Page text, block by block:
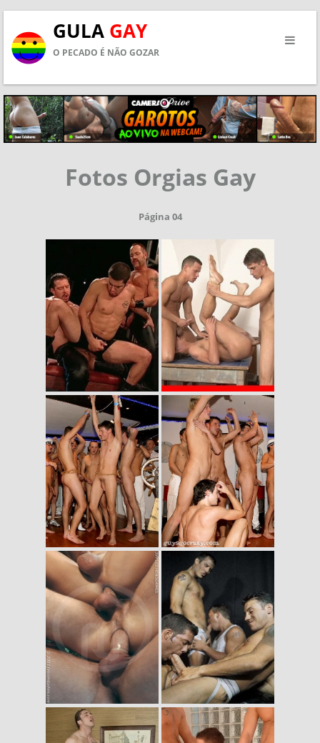
GULA GAY
O PECADO É NÃO GOZAR
Fotos Orgias Gay
Página 04